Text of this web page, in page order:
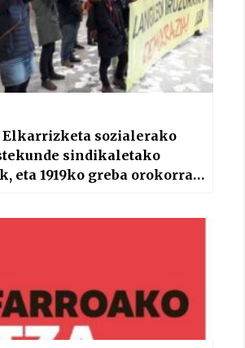
Elkarrizketa sozialerako
sindikaletako
eta 1919ko greba orokorra